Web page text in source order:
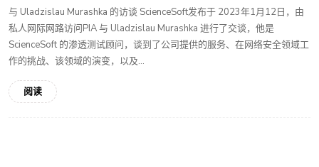
与 Uladzislau Murashka 的访谈 ScienceSoft发布于 2023年1月12日，由
私人网际网路访问PIA 与 Uladzislau Murashka 进行了交谈，他是
ScienceSoft 的渗透测试顾问，谈到了公司提供的服务、在网络安全领域工
作的挑战、该领域的演变，以及...
阅读